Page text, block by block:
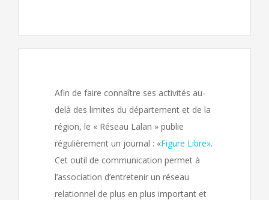
Afin de faire connaître ses activités au-
delà des limites du département et de la
région, le « Réseau Lalan » publie
régulièrement un journal : «Figure Libre».
Cet outil de communication permet à
l’association d’entretenir un réseau
relationnel de plus en plus important et